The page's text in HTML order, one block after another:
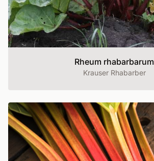
Rheum rhabarbarum
Krauser Rhabarber